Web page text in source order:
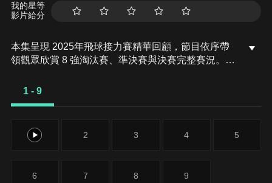
我的星等
影片給分
本集呈現 2025年飛球接力賽精華回顧，節目依序帶
領觀眾欣賞 8 強淘汰賽、準決賽與決賽完整賽況。高
犬類接力競技，讓觀眾感受世界頂尖犬隊爭奪冠軍的
1 - 9
1 2 3 4 5
6 7 8 9